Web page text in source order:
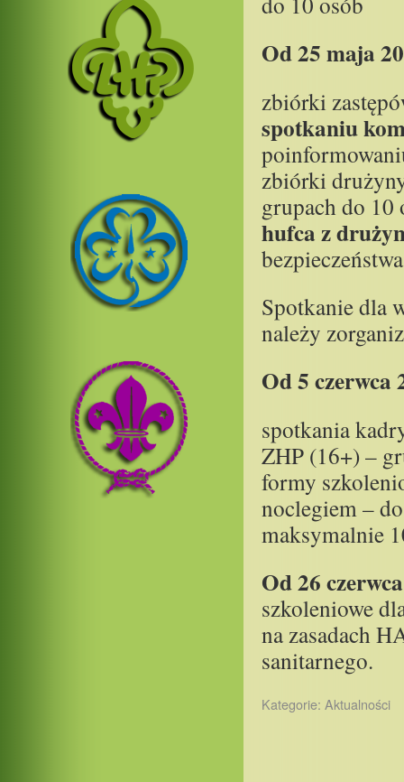
Od 25 maja
zbiórki
spotkaniu
zbiórki
grupach do
hufca z
bezpieczeństwa
Spotkanie dla
należy
Od 5 czerwca
spotkania
ZHP (16+) –
formy
noclegiem –
maksymalnie
Od 26
szkoleniowe
na zasadach
sanitarnego.
Kategorie: Aktualności